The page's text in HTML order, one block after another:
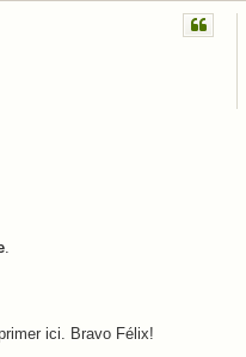
.
ici. Bravo Félix!